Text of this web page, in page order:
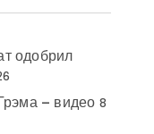
одобрил
— видео 8